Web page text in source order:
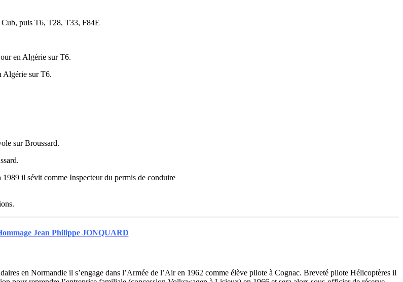
Cub, puis T6, T28, T33, F84E
en Algérie sur T6.
Algérie sur T6.
sur Broussard.
il sévit comme Inspecteur du permis de conduire
Jean Philippe JONQUARD
en Normandie il s’engage dans l’Armée de l’Air en 1962 comme élève pilote à Cognac. Breveté pilote Hélicoptères il